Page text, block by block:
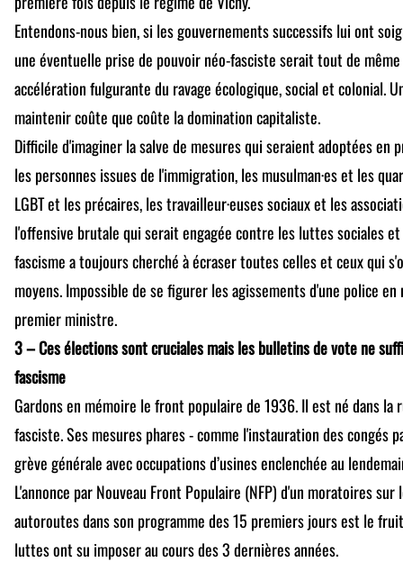
Entendons-nous bien, si les gouvernements successifs lui ont
une éventuelle prise de pouvoir néo-fasciste serait tout de
accélération fulgurante du ravage écologique, social et colonial.
maintenir coûte que coûte la domination capitaliste.
Difficile d'imaginer la salve de mesures qui seraient adoptées en
les personnes issues de l'immigration, les musulman·es et les
LGBT et les précaires, les travailleur·euses sociaux et les
l'offensive brutale qui serait engagée contre les luttes sociales
fascisme a toujours cherché à écraser toutes celles et ceux qui
moyens. Impossible de se figurer les agissements d'une police
premier ministre.
3 – Ces élections sont cruciales mais les bulletins de vote ne
fascisme
Gardons en mémoire le front populaire de 1936. Il est né dans la
fasciste. Ses mesures phares - comme l'instauration des congés
grève générale avec occupations d’usines enclenchée au
L'annonce par Nouveau Front Populaire (NFP) d'un moratoires
autoroutes dans son programme des 15 premiers jours est le
luttes ont su imposer au cours des 3 dernières années.